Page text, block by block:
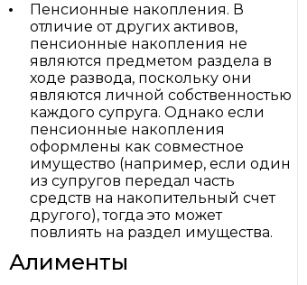
Пенсионные накопления. В
отличие от других активов,
пенсионные накопления не
являются предметом раздела в
ходе развода, поскольку они
являются личной собственностью
каждого супруга. Однако если
пенсионные накопления
оформлены как совместное
имущество (например, если один
из супругов передал часть
средств на накопительный счет
другого), тогда это может
повлиять на раздел имущества.
Алименты